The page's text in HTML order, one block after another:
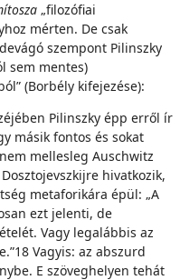
„filozófiai
mérten. De csak
szempont Pilinszky
sem mentes)
(Borbély kifejezése):
Pilinszky épp erről ír
másik fontos és sokat
mellesleg Auschwitz
hivatkozik,
metaforikára épül: „A
ezt jelenti, de
Vagy legalábbis az
Vagyis: az abszurd
E szöveghelyen tehát